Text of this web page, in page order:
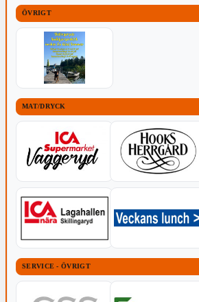
ÖVRIGT
MAT/DRYCK
SERVICE - ÖVRIGT